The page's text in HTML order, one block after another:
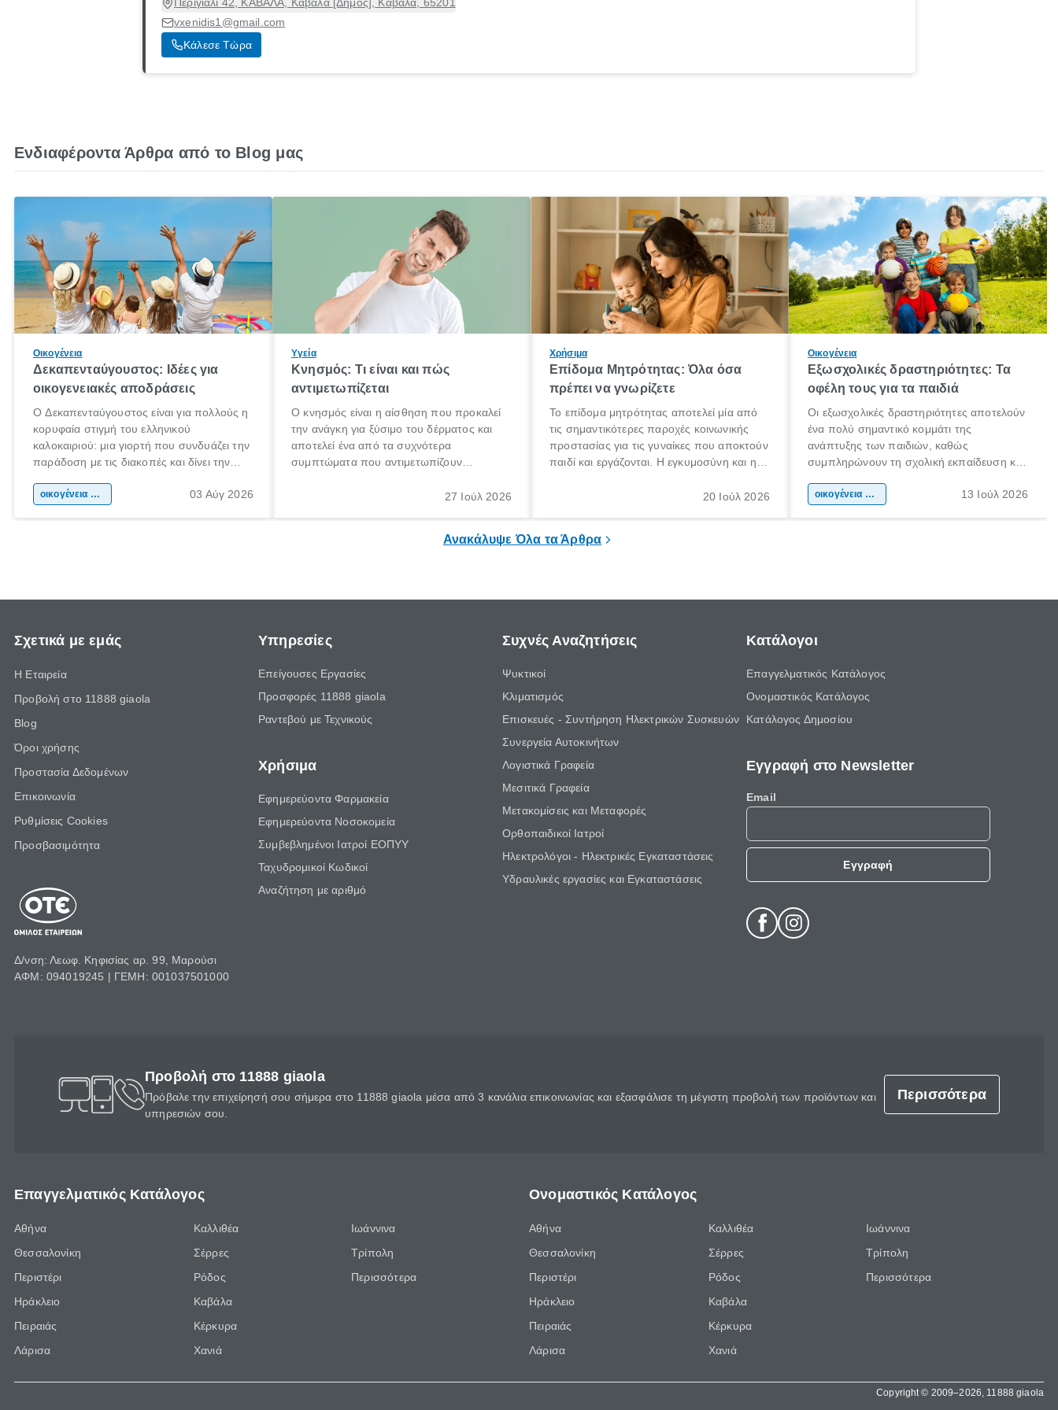
vxenidis1@gmail.com
Κάλεσε Τώρα
Ενδιαφέροντα Άρθρα από το Blog μας
Οικογένεια
Δεκαπενταύγουστος: Ιδέες για
οικογενειακές αποδράσεις
Ο Δεκαπενταύγουστος είναι για πολλούς η
κορυφαία στιγμή του ελληνικού
καλοκαιριού: μια γιορτή που συνδυάζει την
παράδοση με τις διακοπές και δίνει την
χώρας. Είτε πρόκειται για λίγες μέρες
οικογένεια & παιδί 03 Αύγ 2026
Υγεία
Κνησμός: Τι είναι και πώς
αντιμετωπίζεται
Ο κνησμός είναι η αίσθηση που προκαλεί
την ανάγκη για ξύσιμο του δέρματος και
αποτελεί ένα από τα συχνότερα
συμπτώματα που αντιμετωπίζουν
πληροφορίες για το «κνησμός τι είναι»,
27 Ιούλ 2026
Χρήσιμα
Επίδομα Μητρότητας: Όλα όσα
πρέπει να γνωρίζετε
Το επίδομα μητρότητας αποτελεί μία από
τις σημαντικότερες παροχές κοινωνικής
προστασίας για τις γυναίκες που αποκτούν
παιδί και εργάζονται. Η εγκυμοσύνη και η
σημαντική περίοδος στη ζωή κάθε20 Ιούλ 2026
Οικογένεια
Εξωσχολικές δραστηριότητες: Τα
οφέλη τους για τα παιδιά
Οι εξωσχολικές δραστηριότητες αποτελούν
ένα πολύ σημαντικό κομμάτι της
ανάπτυξης των παιδιών, καθώς
συμπληρώνουν τη σχολική εκπαίδευση και
της προσωπικότητας, της κοινωνικότητας
οικογένεια & παιδί 13 Ιούλ 2026
Ανακάλυψε Όλα τα Άρθρα
Σχετικά με εμάς
Η Εταιρεία
Προβολή στο 11888 giaola
Blog
Όροι χρήσης
Προστασία Δεδομένων
Επικοινωνία
Ρυθμίσεις Cookies
Προσβασιμότητα
Δ/νση: Λεωφ. Κηφισίας αρ. 99, Μαρούσι
ΑΦΜ: 094019245 | ΓΕΜΗ: 001037501000
Υπηρεσίες
Επείγουσες Εργασίες
Προσφορές 11888 giaola
Ραντεβού με Τεχνικούς
Χρήσιμα
Εφημερεύοντα Φαρμακεία
Εφημερεύοντα Νοσοκομεία
Συμβεβλημένοι Ιατροί ΕΟΠΥΥ
Ταχυδρομικοί Κωδικοί
Αναζήτηση με αριθμό
Συχνές Αναζητήσεις
Ψυκτικοί
Κλιματισμός
Επισκευές - Συντήρηση Ηλεκτρικών Συσκευών
Συνεργεία Αυτοκινήτων
Λογιστικά Γραφεία
Μεσιτικά Γραφεία
Μετακομίσεις και Μεταφορές
Ορθοπαιδικοί Ιατροί
Ηλεκτρολόγοι - Ηλεκτρικές Εγκαταστάσεις
Υδραυλικές εργασίες και Εγκαταστάσεις
Κατάλογοι
Επαγγελματικός Κατάλογος
Ονομαστικός Κατάλογος
Κατάλογος Δημοσίου
Εγγραφή στο Newsletter
Email
Εγγραφή
Προβολή στο 11888 giaola
Πρόβαλε την επιχείρησή σου σήμερα στο 11888 giaola μέσα από 3 κανάλια επικοινωνίας και εξασφάλισε τη μέγιστη προβολή των προϊόντων και
υπηρεσιών σου.
Περισσότερα
Επαγγελματικός Κατάλογος
Αθήνα
Θεσσαλονίκη
Περιστέρι
Ηράκλειο
Πειραιάς
Λάρισα
Καλλιθέα
Σέρρες
Ρόδος
Καβάλα
Κέρκυρα
Χανιά
Ιωάννινα
Τρίπολη
Περισσότερα
Ονομαστικός Κατάλογος
Αθήνα
Θεσσαλονίκη
Περιστέρι
Ηράκλειο
Πειραιάς
Λάρισα
Καλλιθέα
Σέρρες
Ρόδος
Καβάλα
Κέρκυρα
Χανιά
Ιωάννινα
Τρίπολη
Περισσότερα
Copyright © 2009–2026, 11888 giaola